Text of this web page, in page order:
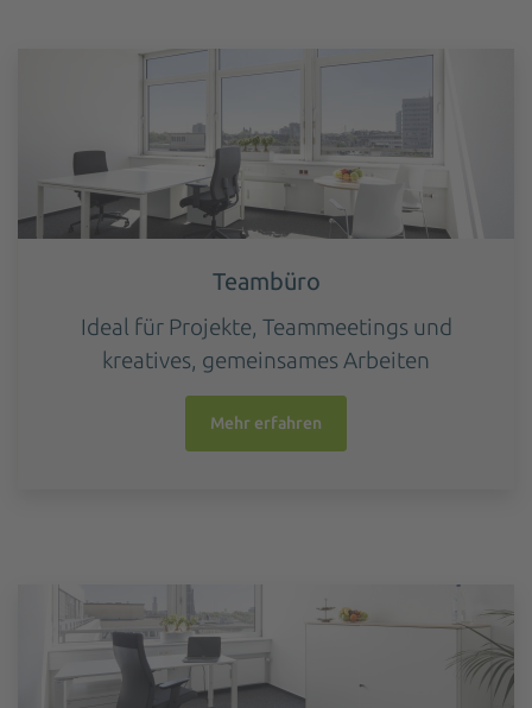
Teambüro
Ideal für Projekte, Teammeetings und
kreatives, gemeinsames Arbeiten
Mehr erfahren